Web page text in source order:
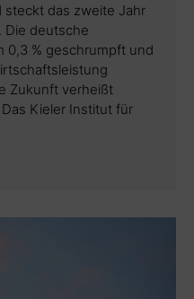
steckt das zweite Jahr
Die deutsche
0,3 % geschrumpft und
Zukunft verheißt
Kieler Institut für